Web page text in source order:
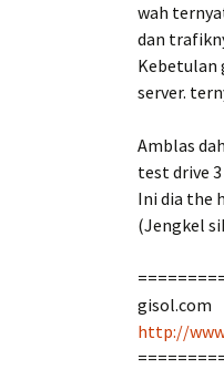
wah
dan
Kebetulan
server.
Amblas
test drive
Ini dia the
(Jengkel
gisol.com
http://